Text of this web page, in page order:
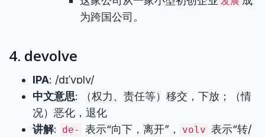
为跨国公司。
4. devolve
IPA: /dɪˈvɒlv/
中文意思: （权力、责任等）移交，下放；（情
况）恶化，退化
讲解: de- 表示“向下，离开”， volv 表示“转/